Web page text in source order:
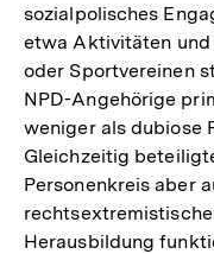
sozialpolisches
etwa Aktivitäten
oder Sportvereinen
NPD-Angehörige
weniger als dubiose
Gleichzeitig
Personenkreis aber
Herausbildung